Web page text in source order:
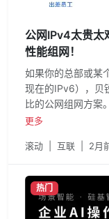
公网IPv4太贵太
性能组网！
如果你的总部或某
现在的IPv6），贝
比的公网组网方案
纯IPv6环境，贝锐
更多
滚动 互联 2月
热门